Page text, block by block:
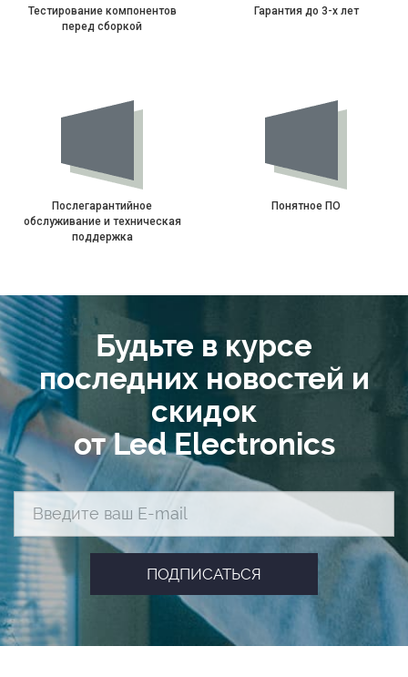
Тестирование компонентов
перед сборкой
Гарантия до 3-х лет
Послегарантийное
обслуживание и техническая
поддержка
Понятное ПО
Будьте в курсе
последних новостей и
скидок
от Led Electronics